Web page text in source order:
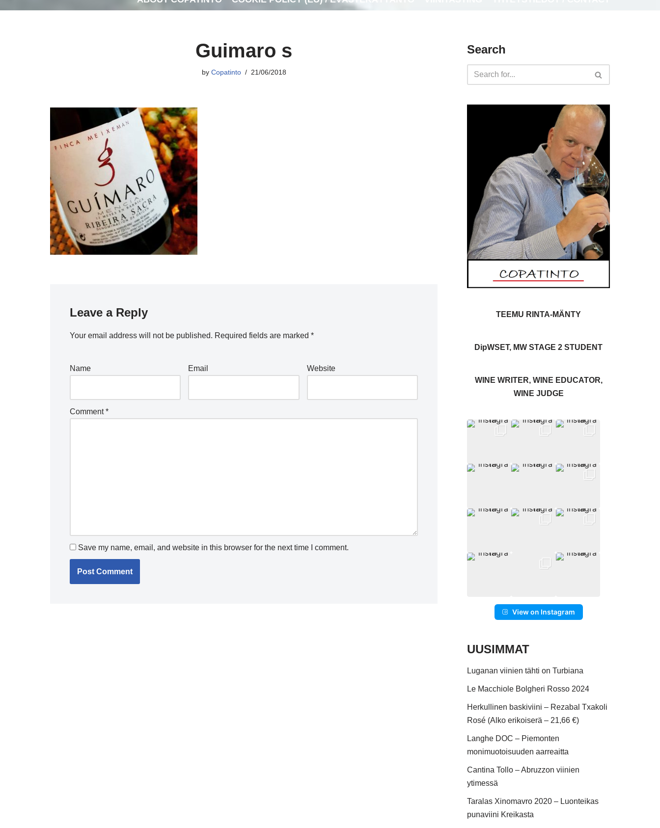
Guimaro s
by Copatinto 21/06/2018
Leave a Reply
Your email address will not be published. Required fields are marked *
Name Email Website
Comment*
Save my name, email, and website in this browser for the next time I comment.
Search
TEEMU RINTA-MÄNTY
DipWSET, MW STAGE 2 STUDENT
WINE WRITER, WINE EDUCATOR,
WINE JUDGE
View on Instagram
UUSIMMAT
Luganan viinien tähti on Turbiana
Le Macchiole Bolgheri Rosso 2024
Herkullinen baskiviini – Rezabal Txakoli
Rosé (Alko erikoiserä – 21,66 €)
Langhe DOC – Piemonten
monimuotoisuuden aarreaitta
Cantina Tollo – Abruzzon viinien
ytimessä
Taralas Xinomavro 2020 – Luonteikas
punaviini Kreikasta